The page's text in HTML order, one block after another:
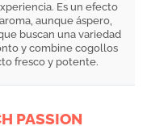
Es un efecto
aunque áspero,
buscan una variedad
y combine cogollos
fresco y potente.
PASSION